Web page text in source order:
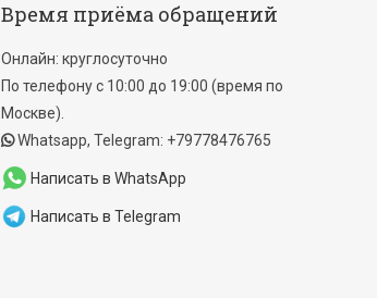
Время приёма обращений
Онлайн: круглосуточно
По телефону с 10:00 до 19:00 (время по
Москве).
Whatsapp, Telegram: +79778476765
Написать в WhatsApp
Написать в Telegram